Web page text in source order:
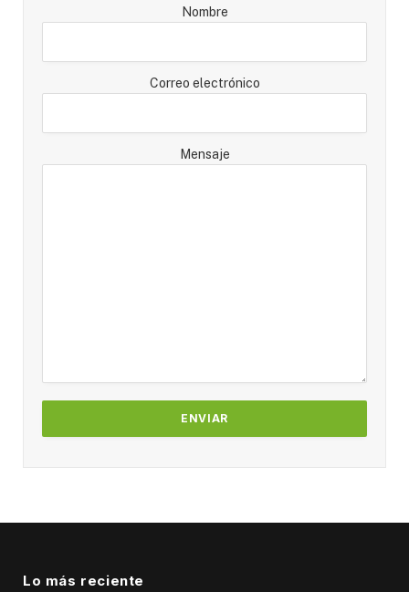
Nombre
Correo electrónico
Mensaje
Lo más reciente